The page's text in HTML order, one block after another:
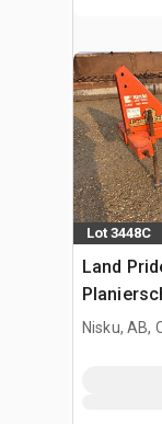
Lot 3448C
Land
Nisku, AB,